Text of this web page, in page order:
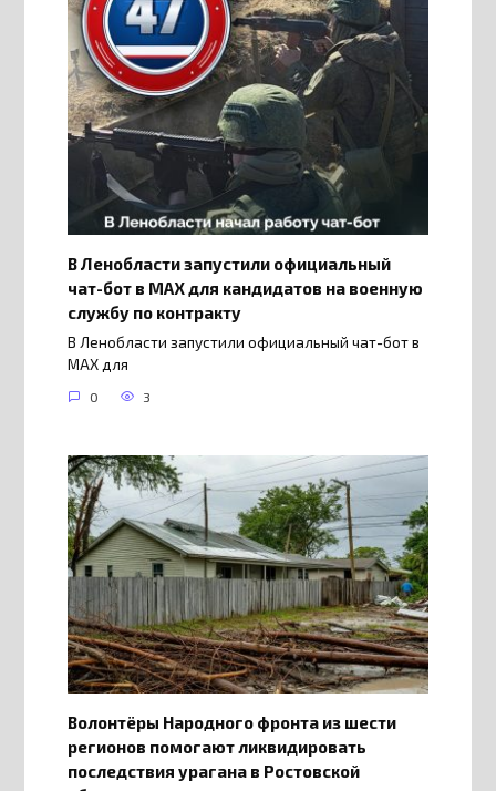
В Ленобласти запустили официальный
чат-бот в МАХ для кандидатов на военную
службу по контракту
В Ленобласти запустили официальный чат-бот в
МАХ для
0 3
Волонтёры Народного фронта из шести
регионов помогают ликвидировать
последствия урагана в Ростовской